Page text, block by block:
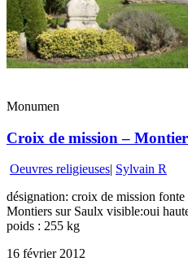
Monumen
Croix de mission –
Oeuvres religieuses| Sylvain R
désignation: croix de mission
Montiers sur Saulx visible:oui
poids : 255 kg
16 février 2012